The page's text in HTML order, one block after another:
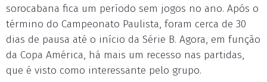
sorocabana fica um período sem jogos no ano. Após o
término do Campeonato Paulista, foram cerca de 30
dias de pausa até o início da Série B. Agora, em função
da Copa América, há mais um recesso nas partidas,
que é visto como interessante pelo grupo.